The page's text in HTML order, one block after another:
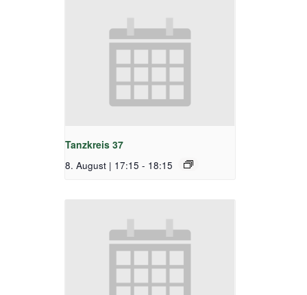
Tanzkreis 37
8. August | 17:15 - 18:15